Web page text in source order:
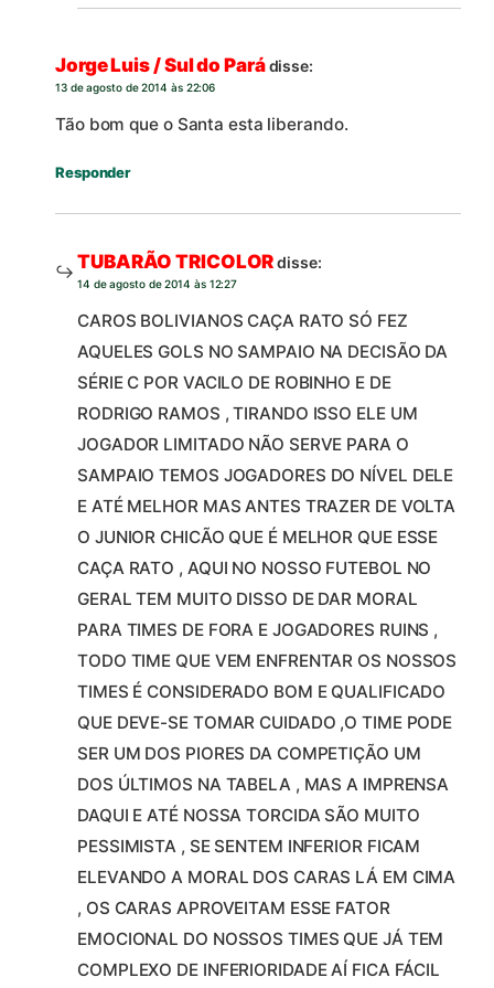
Jorge Luis / Sul do Parádisse:
13 de agosto de 2014 às 22:06
Tão bom que o Santa esta liberando.
Responder
TUBARÃO TRICOLORdisse:
14 de agosto de 2014 às 12:27
CAROS BOLIVIANOS CAÇA RATO SÓ FEZ
AQUELES GOLS NO SAMPAIO NA DECISÃO DA
SÉRIE C POR VACILO DE ROBINHO E DE
RODRIGO RAMOS , TIRANDO ISSO ELE UM
JOGADOR LIMITADO NÃO SERVE PARA O
SAMPAIO TEMOS JOGADORES DO NÍVEL DELE
E ATÉ MELHOR MAS ANTES TRAZER DE VOLTA
O JUNIOR CHICÃO QUE É MELHOR QUE ESSE
CAÇA RATO , AQUI NO NOSSO FUTEBOL NO
GERAL TEM MUITO DISSO DE DAR MORAL
PARA TIMES DE FORA E JOGADORES RUINS ,
TODO TIME QUE VEM ENFRENTAR OS NOSSOS
TIMES É CONSIDERADO BOM E QUALIFICADO
QUE DEVE-SE TOMAR CUIDADO ,O TIME PODE
SER UM DOS PIORES DA COMPETIÇÃO UM
DOS ÚLTIMOS NA TABELA , MAS A IMPRENSA
DAQUI E ATÉ NOSSA TORCIDA SÃO MUITO
PESSIMISTA , SE SENTEM INFERIOR FICAM
ELEVANDO A MORAL DOS CARAS LÁ EM CIMA
, OS CARAS APROVEITAM ESSE FATOR
EMOCIONAL DO NOSSOS TIMES QUE JÁ TEM
COMPLEXO DE INFERIORIDADE AÍ FICA FÁCIL